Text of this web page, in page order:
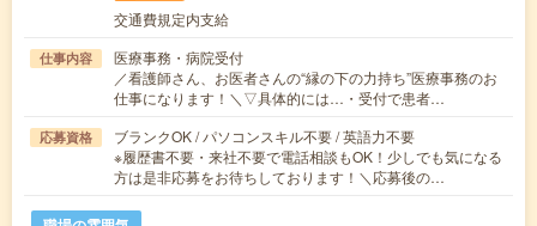
交通費規定内支給
仕事内容
医療事務・病院受付
／看護師さん、お医者さんの“縁の下の力持ち”医療事務のお
仕事になります！＼▽具体的には…・受付で患者…
応募資格
ブランクOK / パソコンスキル不要 / 英語力不要
※履歴書不要・来社不要で電話相談もOK！少しでも気になる
方は是非応募をお待ちしております！＼応募後の…